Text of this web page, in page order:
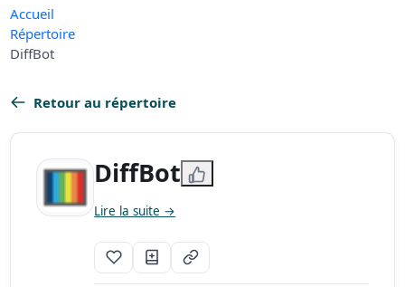
Accueil
Répertoire
DiffBot
Retour au répertoire
DiffBot
Lire la suite →